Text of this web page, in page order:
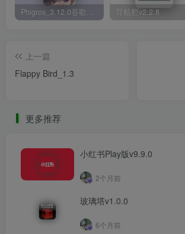
Phigros_3.12.0谷歌微改版 导航栏v2.2.8
上一篇
Flappy Bird_1.3
更多推荐
小红书Play版v9.9.0
2个月前
玻璃塔v1.0.0
6个月前